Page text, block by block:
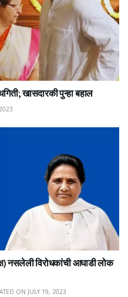
खासदारकी पुन्हा बहाल
नसलेली विरोधकांची आघाडी लोक
ON JULY 19, 2023